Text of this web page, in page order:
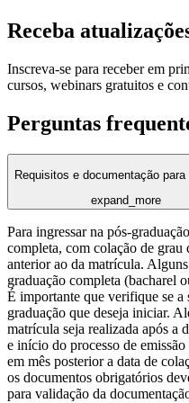
Receba
Inscreva-se para receber em
cursos, webinars gratuitos e
Perguntas
Requisitos e documentação
expand_more
Para ingressar na pós-
completa, com colação de grau
anterior ao da matrícula.
graduação completa (bacharel
É importante que verifique se a
graduação que deseja iniciar.
matrícula seja realizada após a
e início do processo de
em mês posterior a data de
os documentos obrigatórios
para validação da